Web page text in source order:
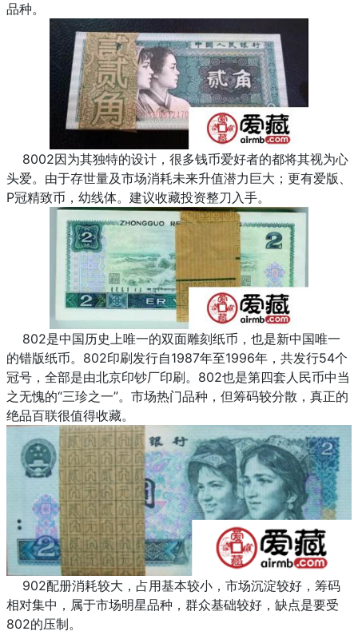
品种。
8002因为其独特的设计，很多钱币爱好者的都将其视为心
头爱。由于存世量及市场消耗未来升值潜力巨大；更有爱版、
P冠精致币，幼线体。建议收藏投资整刀入手。
802是中国历史上唯一的双面雕刻纸币，也是新中国唯一
的错版纸币。802印刷发行自1987年至1996年，共发行54个
冠号，全部是由北京印钞厂印刷。802也是第四套人民币中当
之无愧的“三珍之一”。市场热门品种，但筹码较分散，真正的
绝品百联很值得收藏。
902配册消耗较大，占用基本较小，市场沉淀较好，筹码
相对集中，属于市场明星品种，群众基础较好，缺点是要受
802的压制。